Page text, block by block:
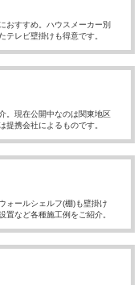
おすすめ。ハウスメーカー別
テレビ壁掛けも得意です。
。現在公開中なのは関東地区
提携会社によるものです。
ォールシェルフ(棚)も壁掛け
置など各種施工例をご紹介。